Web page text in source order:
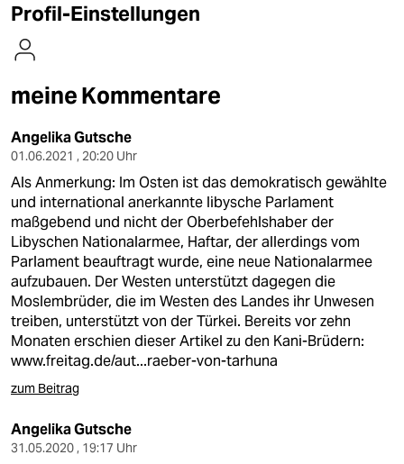
kultur
sport
berlin
nord
wahrheit
verlag
verlag
veranstaltungen
fragen & hilfe
Profil-Einstellungen
meine Kommentare
Angelika Gutsche
01.06.2021 , 20:20 Uhr
Als Anmerkung: Im Osten ist das demokratisch gewählte
und international anerkannte libysche Parlament
maßgebend und nicht der Oberbefehlshaber der
Libyschen Nationalarmee, Haftar, der allerdings vom
Parlament beauftragt wurde, eine neue Nationalarmee
aufzubauen. Der Westen unterstützt dagegen die
Moslembrüder, die im Westen des Landes ihr Unwesen
treiben, unterstützt von der Türkei. Bereits vor zehn
Monaten erschien dieser Artikel zu den Kani-Brüdern:
www.freitag.de/aut...raeber-von-tarhuna
zum Beitrag
Angelika Gutsche
31.05.2020 , 19:17 Uhr